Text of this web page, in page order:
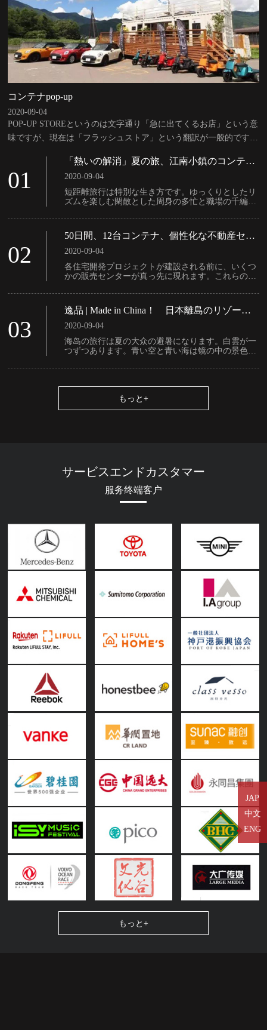
コンテナpop-up
2020-09-04
POP-UP STOREというのは文字通り「急に出てくるお店」という意
味ですが、現在は「フラッシュストア」という翻訳が一般的です。
特徴です。装飾が豊富なアイスクリーム車かもしれません。
01
「熱いの解消」夏の旅、江南小鎮のコンテナ
2020-09-04
短距離旅行は特別な生き方です。ゆっくりとしたリ
ズムを楽しむ閑散とした周身の多忙と職場の千編一
ののんびりとした周囲の庭に四四四四間の部屋を建
てて、四海の親戚と五湖の友達を誘って、しかも吟
じて、そして酌み交わして、そして共に楽しむこと
ができます。
02
50日間、12台コンテナ、個性化な不動産セー
2020-09-04
各住宅開発プロジェクトが建設される前に、いくつ
かの販売センターが真っ先に現れます。これらのシ
個性を明らかにし、お客様の良好な心理的感受を刺
激し、購買意欲を強めます。
03
逸品 | Made in China！ 日本離島のリゾート
2020-09-04
海岛の旅行は夏の大众の避暑になります。白雲が一
つずつあります。青い空と青い海は镜の中の景色を
と亲しくて、体と精神の******の快适さとリラック
が无视できる******の観光スポットです。
もっと+
サービスエンドカスタマー
服务终端客户
もっと+
JAP
中文
ENG